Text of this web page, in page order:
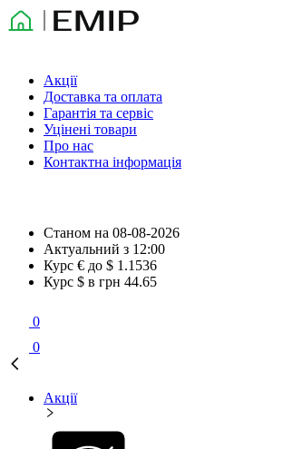
Акції
Доставка та оплата
Гарантія та сервіс
Уцінені товари
Про нас
Контактна інформація
Станом на 08-08-2026
Актуальний з 12:00
Курс € до $ 1.1536
Курс $ в грн 44.65
0
0
Акції